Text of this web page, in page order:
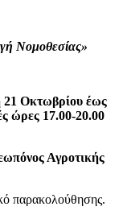
Νομοθεσίας»
Οκτωβρίου έως
ώρες 17.00-20.00
Αγροτικής
παρακολούθησης.